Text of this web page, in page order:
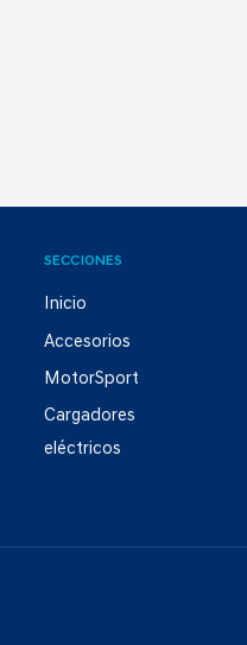
SECCIONES
Inicio
Accesorios
MotorSport
Cargadores
eléctricos